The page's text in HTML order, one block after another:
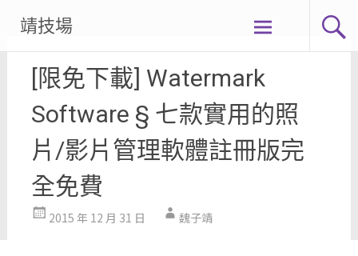
content
靖技場
[限免下載] Watermark
Software § 七款實用的照
片/影片管理軟體註冊版完
全免費
2015 年 12 月 31 日 魏子靖